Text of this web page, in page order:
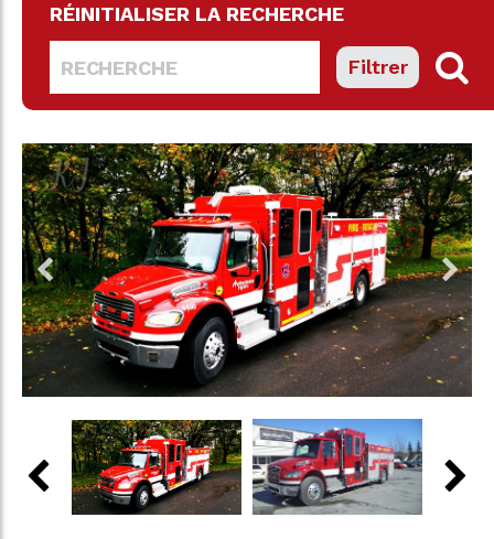
RÉINITIALISER LA RECHERCHE
Filtrer